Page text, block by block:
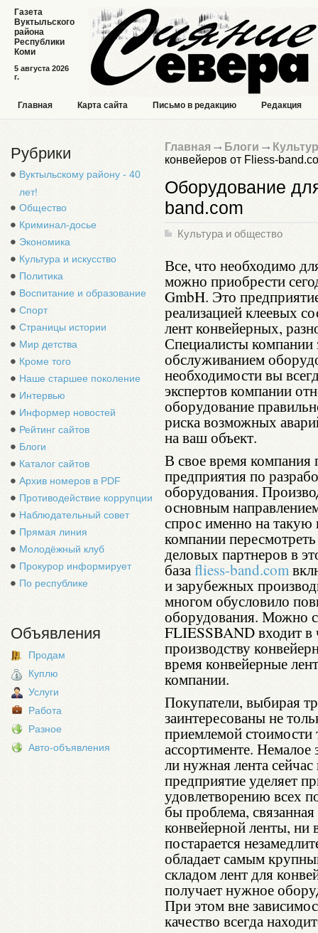
5 августа 2026
г.
Газета
Вуктыльского
района
Республики
Коми
Главная Карта сайта Письмо в редакцию Редакция
Рубрики
Вуктыльскому району - 40
лет!
Общество
Криминал-досье
Экономика
Культура и искусство
Политика
Воспитание и образование
Спорт
Страницы истории
Мир детства
Кроме того
Наше старшее поколение
Интервью
Информер новостей
Рейтинг сайтов
Блоги
Каталог сайтов
Архив номеров в PDF
Противодействие коррупции
Наблюдательный совет
Прямая линия
Молодёжный клуб
Прокурор информирует
По республике
Объявления
Продам
Куплю
Услуги
Работа
Разное
Авто-объявления
Главная Блоги
конвейеров от Fliess-
Оборудование
band.com
Культура и общество
Все, что необходимо
можно приобрести
GmbH. Это
реализацией клеевых
лент конвейерных,
Специалисты
обслуживанием
необходимости вы
экспертов компании
оборудование
риска возможных
на ваш объект.
В свое время компания
предприятия по
оборудования.
основным
спрос именно на такую
компании
деловых партнеров в
базаfliess-band.com
и зарубежных
многом обусловило
оборудования. Можно
FLIESSBAND входит в
производству
время конвейерные
компании.
Покупатели, выбирая
заинтересованы не
приемлемой
ассортименте. Немалое
ли нужная лента
предприятие уделяет
удовлетворению всех
бы проблема,
конвейерной ленты, ни
постарается
обладает самым
складом лент для
получает нужное
При этом вне
качество всегда